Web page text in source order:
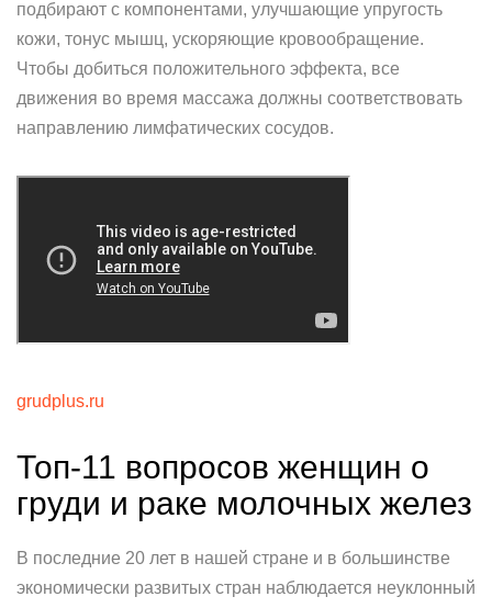
подбирают с компонентами, улучшающие упругость
кожи, тонус мышц, ускоряющие кровообращение.
Чтобы добиться положительного эффекта, все
движения во время массажа должны соответствовать
направлению лимфатических сосудов.
grudplus.ru
Топ-11 вопросов женщин о
груди и раке молочных желез
В последние 20 лет в нашей стране и в большинстве
экономически развитых стран наблюдается неуклонный